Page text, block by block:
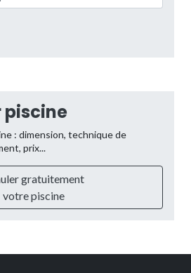
piscine
: dimension, technique de
prix...
gratuitement
votre piscine